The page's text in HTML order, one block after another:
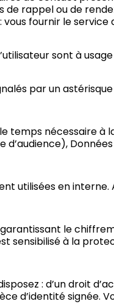
rappel ou de
fournir le
sont à
par un
temps nécessaire
utilisées en
garantissant le
sensibilisé à la
: d’un droit
d’identité signée.